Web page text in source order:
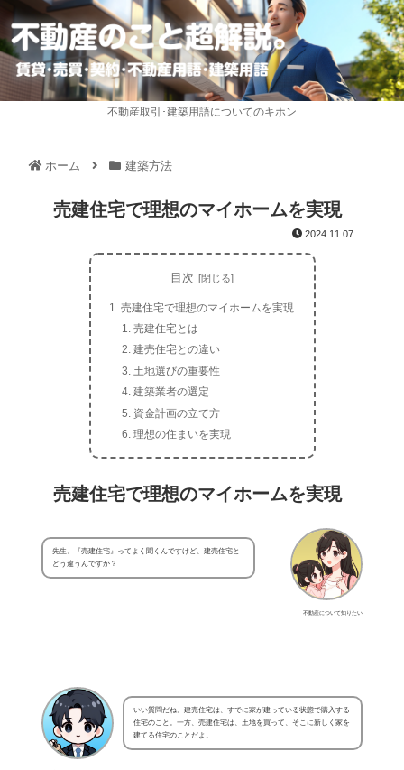
不動産取引･建築用語についてのキホン
ホーム 建築方法
売建住宅で理想のマイホームを実現
2024.11.07
目次
売建住宅で理想のマイホームを実現
売建住宅とは
建売住宅との違い
土地選びの重要性
建築業者の選定
資金計画の立て方
理想の住まいを実現
売建住宅で理想のマイホームを実現
不動産について知りたい
先生、『売建住宅』ってよく聞くんですけど、建売住宅と
どう違うんですか？
いい質問だね。建売住宅は、すでに家が建っている状態で購入する
住宅のこと。一方、売建住宅は、土地を買って、そこに新しく家を
建てる住宅のことだよ。